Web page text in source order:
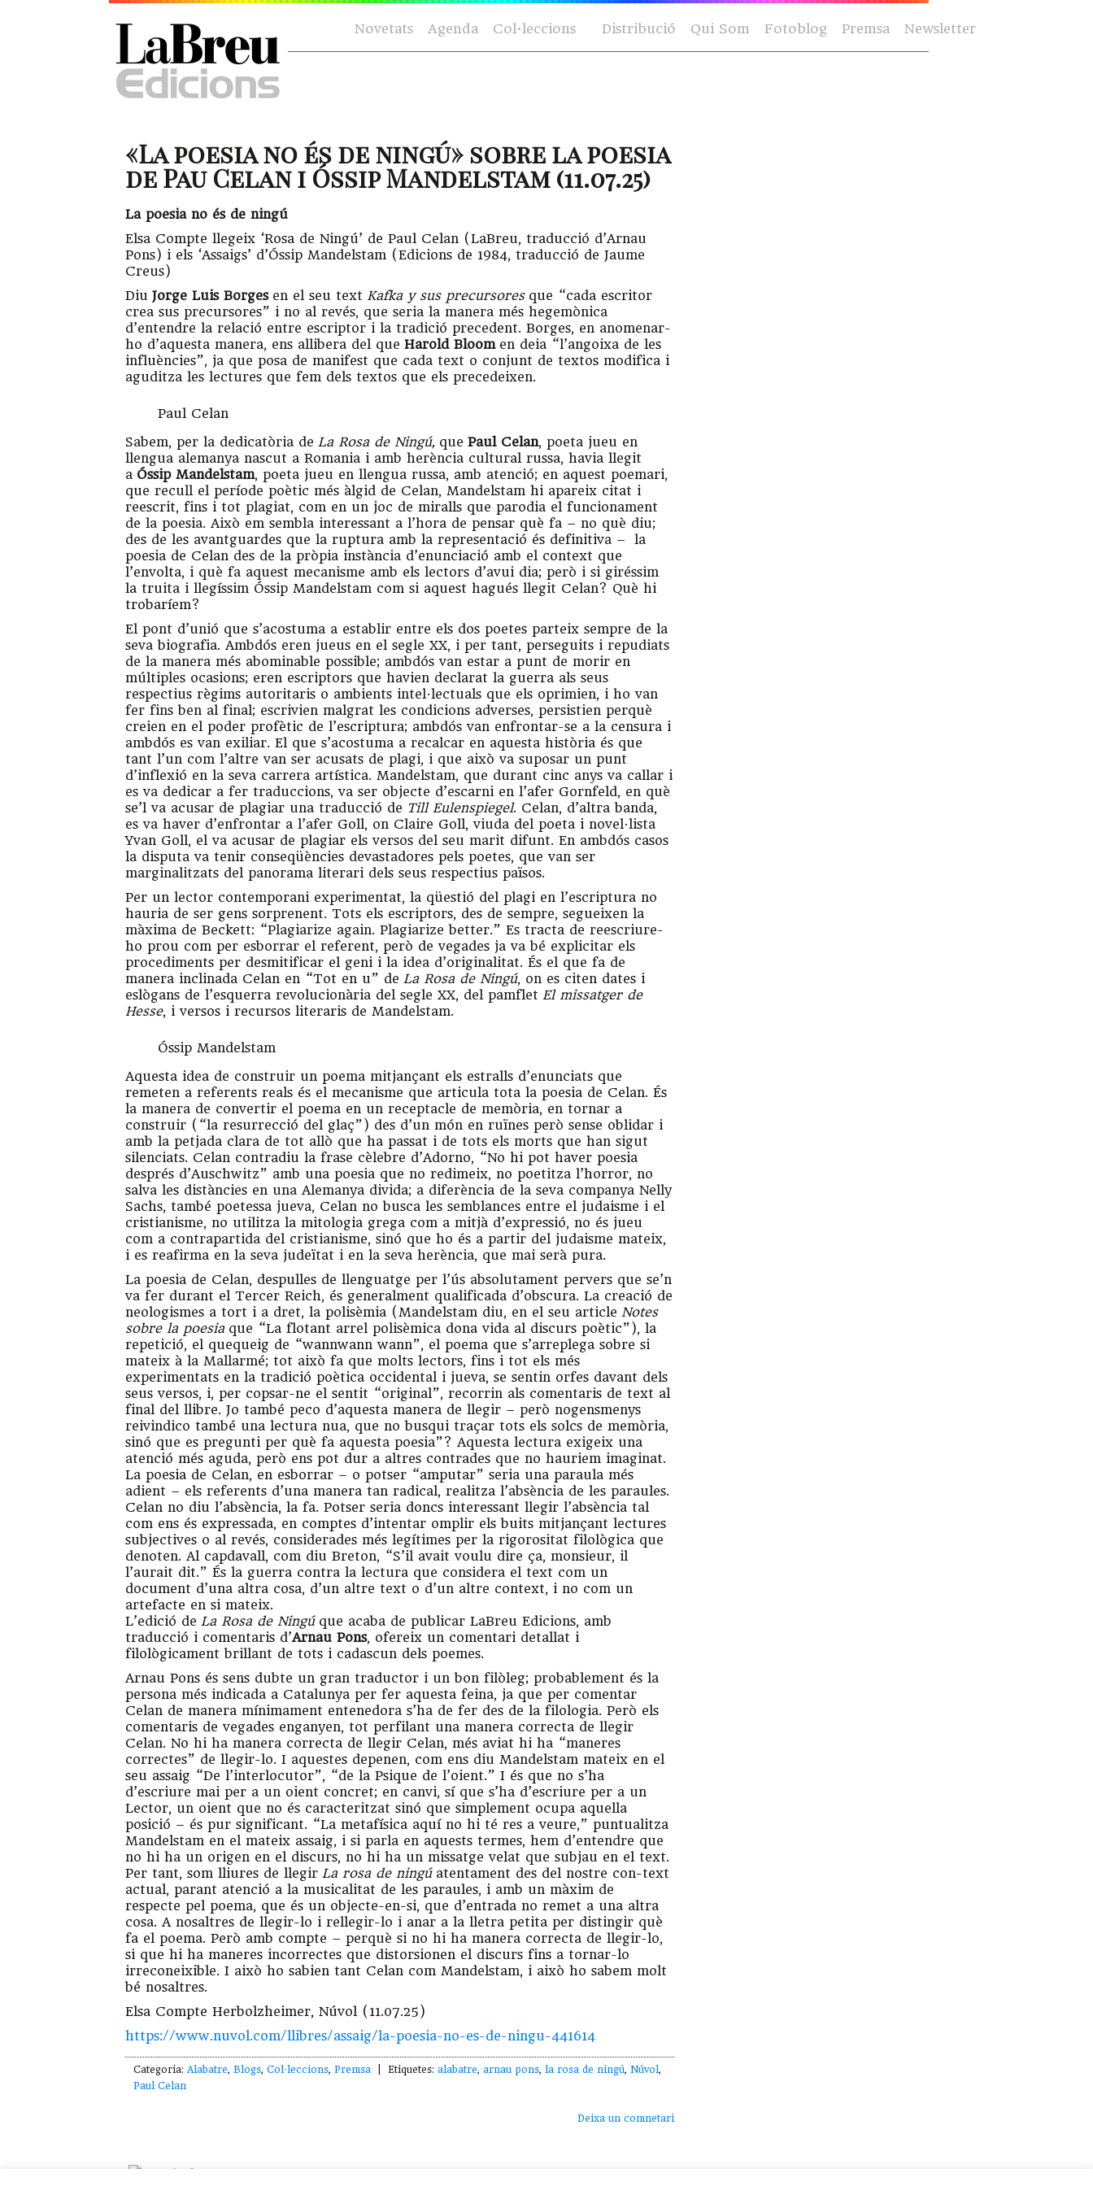
Novetats Agenda Col·leccions Distribució Qui Som Fotoblog Premsa Newsletter
«La poesia no és de ningú» sobre la poesia
de Pau Celan i Óssip Mandelstam (11.07.25)
La poesia no és de ningú
Elsa Compte llegeix ‘Rosa de Ningú’ de Paul Celan (LaBreu, traducció d’Arnau
Pons) i els ‘Assaigs’ d’Óssip Mandelstam (Edicions de 1984, traducció de Jaume
Creus)
DiuJorge Luis Borgesen el seu text Kafka y sus precursoresque “cada escritor
crea sus precursores” i no al revés, que seria la manera més hegemònica
d’entendre la relació entre escriptor i la tradició precedent. Borges, en anomenar-
ho d’aquesta manera, ens allibera del queHarold Bloomen deia “l’angoixa de les
influències”, ja que posa de manifest que cada text o conjunt de textos modifica i
aguditza les lectures que fem dels textos que els precedeixen.
Paul Celan
Sabem, per la dedicatòria deLa Rosa de Ningú, quePaul Celan, poeta jueu en
llengua alemanya nascut a Romania i amb herència cultural russa, havia llegit
a Óssip Mandelstam, poeta jueu en llengua russa, amb atenció; en aquest poemari,
que recull el període poètic més àlgid de Celan, Mandelstam hi apareix citat i
reescrit, fins i tot plagiat, com en un joc de miralls que parodia el funcionament
de la poesia. Això em sembla interessant a l’hora de pensar què fa – no què diu;
des de les avantguardes que la ruptura amb la representació és definitiva – la
poesia de Celan des de la pròpia instància d’enunciació amb el context que
l’envolta, i què fa aquest mecanisme amb els lectors d’avui dia; però i si giréssim
la truita i llegíssim Óssip Mandelstam com si aquest hagués llegit Celan? Què hi
trobaríem?
El pont d’unió que s’acostuma a establir entre els dos poetes parteix sempre de la
seva biografia. Ambdós eren jueus en el segle XX, i per tant, perseguits i repudiats
de la manera més abominable possible; ambdós van estar a punt de morir en
múltiples ocasions; eren escriptors que havien declarat la guerra als seus
respectius règims autoritaris o ambients intel·lectuals que els oprimien, i ho van
fer fins ben al final; escrivien malgrat les condicions adverses, persistien perquè
creien en el poder profètic de l’escriptura; ambdós van enfrontar-se a la censura i
ambdós es van exiliar. El que s’acostuma a recalcar en aquesta història és que
tant l’un com l’altre van ser acusats de plagi, i que això va suposar un punt
d’inflexió en la seva carrera artística. Mandelstam, que durant cinc anys va callar i
es va dedicar a fer traduccions, va ser objecte d’escarni en l’afer Gornfeld, en què
se’l va acusar de plagiar una traducció de Till Eulenspiegel. Celan, d’altra banda,
es va haver d’enfrontar a l’afer Goll, on Claire Goll, viuda del poeta i novel·lista
Yvan Goll, el va acusar de plagiar els versos del seu marit difunt. En ambdós casos
la disputa va tenir conseqüències devastadores pels poetes, que van ser
marginalitzats del panorama literari dels seus respectius països.
Per un lector contemporani experimentat, la qüestió del plagi en l’escriptura no
hauria de ser gens sorprenent. Tots els escriptors, des de sempre, segueixen la
màxima de Beckett: “Plagiarize again. Plagiarize better.” Es tracta de reescriure-
ho prou com per esborrar el referent, però de vegades ja va bé explicitar els
procediments per desmitificar el geni i la idea d’originalitat. És el que fa de
manera inclinada Celan en “Tot en u” de La Rosa de Ningú, on es citen dates i
eslògans de l’esquerra revolucionària del segle XX, del pamfletEl missatger de
Hesse, i versos i recursos literaris de Mandelstam.
Óssip Mandelstam
Aquesta idea de construir un poema mitjançant els estralls d’enunciats que
remeten a referents reals és el mecanisme que articula tota la poesia de Celan. És
la manera de convertir el poema en un receptacle de memòria, en tornar a
construir (“la resurrecció del glaç”) des d’un món en ruïnes però sense oblidar i
amb la petjada clara de tot allò que ha passat i de tots els morts que han sigut
silenciats. Celan contradiu la frase cèlebre d’Adorno, “No hi pot haver poesia
després d’Auschwitz” amb una poesia que no redimeix, no poetitza l’horror, no
salva les distàncies en una Alemanya divida; a diferència de la seva companya Nelly
Sachs, també poetessa jueva, Celan no busca les semblances entre el judaisme i el
cristianisme, no utilitza la mitologia grega com a mitjà d’expressió, no és jueu
com a contrapartida del cristianisme, sinó que ho és a partir del judaisme mateix,
i es reafirma en la seva judeïtat i en la seva herència, que mai serà pura.
La poesia de Celan, despulles de llenguatge per l’ús absolutament pervers que se’n
va fer durant el Tercer Reich, és generalment qualificada d’obscura. La creació de
neologismes a tort i a dret, la polisèmia (Mandelstam diu, en el seu articleNotes
sobre la poesiaque “La flotant arrel polisèmica dona vida al discurs poètic”), la
repetició, el quequeig de “wannwann wann”, el poema que s’arreplega sobre si
mateix à la Mallarmé; tot això fa que molts lectors, fins i tot els més
experimentats en la tradició poètica occidental i jueva, se sentin orfes davant dels
seus versos, i, per copsar-ne el sentit “original”, recorrin als comentaris de text al
final del llibre. Jo també peco d’aquesta manera de llegir – però nogensmenys
reivindico també una lectura nua, que no busqui traçar tots els solcs de memòria,
sinó que es pregunti per què fa aquesta poesia”? Aquesta lectura exigeix una
atenció més aguda, però ens pot dur a altres contrades que no hauriem imaginat.
La poesia de Celan, en esborrar – o potser “amputar” seria una paraula més
adient – els referents d’una manera tan radical, realitza l’absència de les paraules.
Celan no diu l’absència, la fa. Potser seria doncs interessant llegir l’absència tal
com ens és expressada, en comptes d’intentar omplir els buits mitjançant lectures
subjectives o al revés, considerades més legítimes per la rigorositat filològica que
denoten. Al capdavall, com diu Breton, “S’il avait voulu dire ça, monsieur, il
l’aurait dit.” És la guerra contra la lectura que considera el text com un
document d’una altra cosa, d’un altre text o d’un altre context, i no com un
artefacte en si mateix.
L’edició de La Rosa de Ningúque acaba de publicar LaBreu Edicions, amb
traducció i comentaris d’Arnau Pons, ofereix un comentari detallat i
filològicament brillant de tots i cadascun dels poemes.
Arnau Pons és sens dubte un gran traductor i un bon filòleg; probablement és la
persona més indicada a Catalunya per fer aquesta feina, ja que per comentar
Celan de manera mínimament entenedora s’ha de fer des de la filologia. Però els
comentaris de vegades enganyen, tot perfilant una manera correcta de llegir
Celan. No hi ha manera correcta de llegir Celan, més aviat hi ha “maneres
correctes” de llegir-lo. I aquestes depenen, com ens diu Mandelstam mateix en el
seu assaig “De l’interlocutor”, “de la Psique de l’oient.” I és que no s’ha
d’escriure mai per a un oient concret; en canvi, sí que s’ha d’escriure per a un
Lector, un oient que no és caracteritzat sinó que simplement ocupa aquella
posició – és pur significant. “La metafísica aquí no hi té res a veure,” puntualitza
Mandelstam en el mateix assaig, i si parla en aquests termes, hem d’entendre que
no hi ha un origen en el discurs, no hi ha un missatge velat que subjau en el text.
Per tant, som lliures de llegirLa rosa de ningúatentament des del nostre con-text
actual, parant atenció a la musicalitat de les paraules, i amb un màxim de
respecte pel poema, que és un objecte-en-si, que d’entrada no remet a una altra
cosa. A nosaltres de llegir-lo i rellegir-lo i anar a la lletra petita per distingir què
fa el poema. Però amb compte – perquè si no hi ha manera correcta de llegir-lo,
si que hi ha maneres incorrectes que distorsionen el discurs fins a tornar-lo
irreconeixible. I això ho sabien tant Celan com Mandelstam, i això ho sabem molt
bé nosaltres.
Elsa Compte Herbolzheimer, Núvol (11.07.25)
https://www.nuvol.com/llibres/assaig/la-poesia-no-es-de-ningu-441614
Categoria:Alabatre,Blogs,Col·leccions,Premsa | Etiquetes:alabatre,arnau pons,la rosa de ningú,Núvol,
Paul Celan
Deixa un comnetari